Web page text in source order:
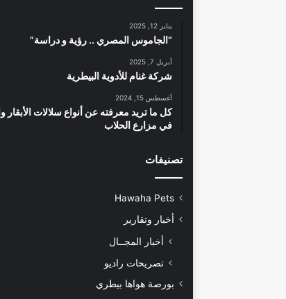
يناير 12, 2025
“الجاموس المصري .. رؤية و دراسة”
أبريل 7, 2025
شركة غنام للأدوية البيطرية
أغسطس 15, 2024
كل ما تريد معرفته عن أنواع سلالات الأبقار
في مزارع الحلاب
تصنيفات
Hawaha Pets
أخبار وتقارير
أخبار المجــال
تصريحات راديو
بورصة هواها بيطري